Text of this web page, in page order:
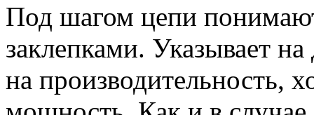
Под шагом цепи
заклепками. Указывает
на производительность,